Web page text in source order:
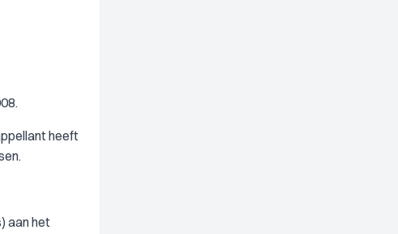
heeft
aan het